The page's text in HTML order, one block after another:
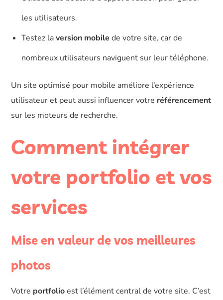
les utilisateurs.
Testez laversion mobile de votre site, car de
nombreux utilisateurs naviguent sur leur téléphone.
Un site optimisé pour mobile améliore l’expérience
utilisateur et peut aussi influencer votre référencement
sur les moteurs de recherche.
Comment intégrer
votre portfolio et vos
services
Mise en valeur de vos meilleures
photos
Votre portfolioest l’élément central de votre site. C’est